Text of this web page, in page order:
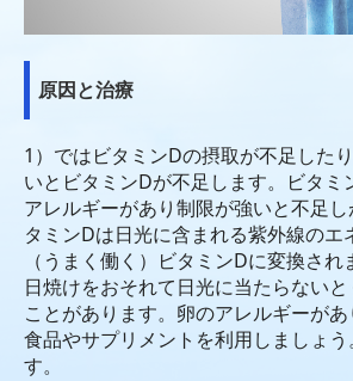
ライソゾーム病セミナー
病気を知る
ゴーシェ病
ファブリー病
ポンぺ病
ムコ多糖病 I 型
ムコ多糖病 II 型
原因と治療
1）ではビタミンDの摂取が不足した
いとビタミンDが不足します。ビタ ミ
アレルギーがあり制限が強いと不足
タミンDは日光に含まれる紫外線のエ
（うまく働く）ビタミンDに変換され
日焼けをおそれて日光に当たらない
ことがあります。卵のアレルギーがあ
食品やサプリメントを利用しましょ
す。